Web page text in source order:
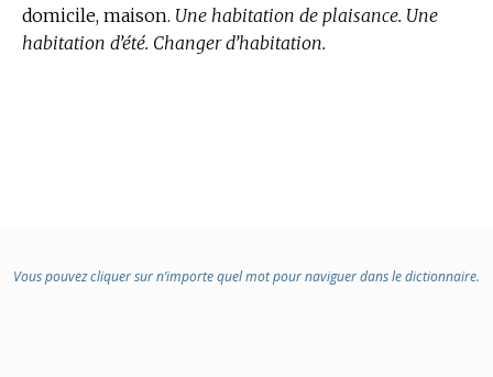
domicile, maison. Une habitation de plaisance. Une
habitation d’été. Changer d’habitation.
Vous pouvez cliquer sur n’importe quel mot pour naviguer dans le dictionnaire.